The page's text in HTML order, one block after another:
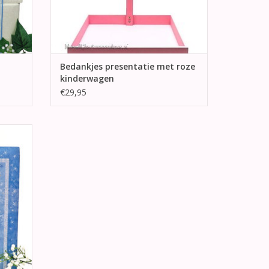
Bedankjes presentatie met roze
kinderwagen
€29,95